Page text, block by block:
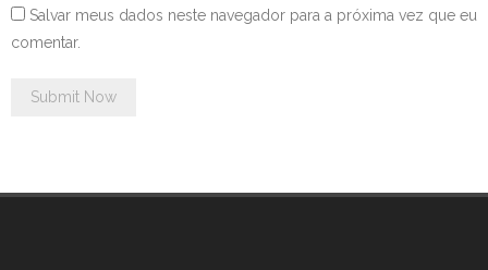
Salvar meus dados neste navegador para a próxima vez que eu
comentar.